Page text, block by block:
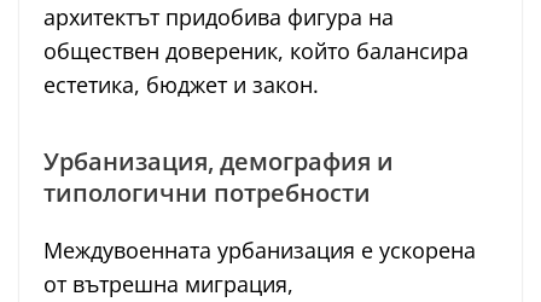
архитектът придобива фигура на
обществен довереник, който балансира
естетика, бюджет и закон.
Урбанизация, демография и
типологични потребности
Междувоенната урбанизация е ускорена
от вътрешна миграция,